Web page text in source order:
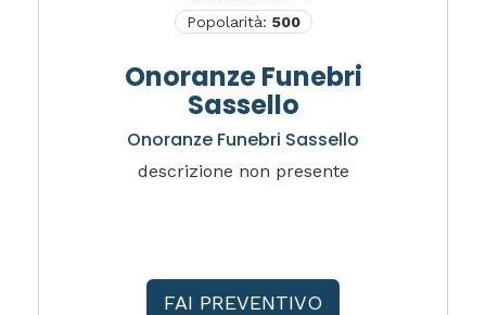
Popolarità: 500
Onoranze Funebri
Sassello
Onoranze Funebri Sassello
descrizione non presente
FAI PREVENTIVO